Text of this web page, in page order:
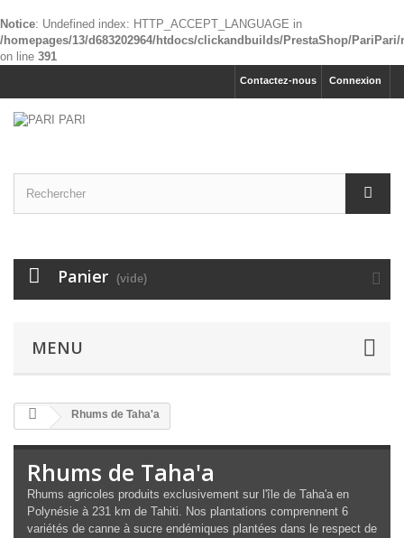
Notice: Undefined index: HTTP_ACCEPT_LANGUAGE in
/homepages/13/d683202964/htdocs/clickandbuilds/PrestaShop/
on line 391
Connexion
Contactez-nous
Panier (vide)
MENU
Rhums de Taha'a
Rhums de Taha'a
Rhums agricoles produits exclusivement sur l'île de Taha'a en
Polynésie à 231 km de Tahiti. Nos plantations comprennent 6
variétés de canne à sucre endémiques plantées dans le respect de